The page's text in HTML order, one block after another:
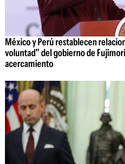
México y Perú restablecen
voluntad" del gobierno de
acercamiento